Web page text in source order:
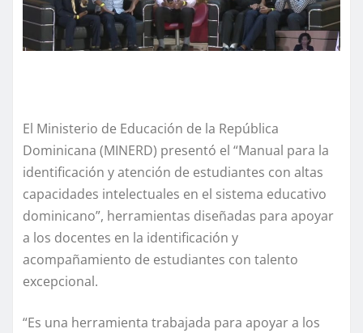
El Ministerio de Educación de la República
Dominicana (MINERD) presentó el “Manual para la
identificación y atención de estudiantes con altas
capacidades intelectuales en el sistema educativo
dominicano”, herramientas diseñadas para apoyar
a los docentes en la identificación y
acompañamiento de estudiantes con talento
excepcional.
“Es una herramienta trabajada para apoyar a los